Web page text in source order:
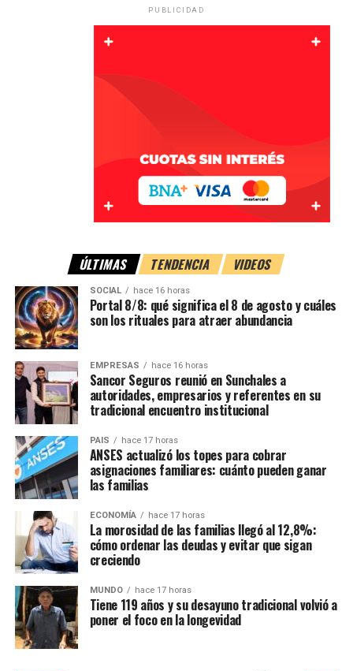
recomendado es comunicarse inmediatamente con el
Se debe solicitar el contacto con el área de fraudes y
pedir que se analice la posibilidad de
. También es
conveniente conservar el nombre del operador que
atendió el reclamo y el número de gestión o caso.
Guardar todas las pruebas
importanteconservar toda la evidencia relacionada
con la estafa.
Esto incluye:
Capturas de pantalla de conversaciones.
Números telefónicos desde los cuales se
realizaron llamadas.
Correos electrónicos recibidos.
Mensajes enviados por los presuntos estafadores.
Comprobantes de transferencias u operaciones.
Datos de las cuentas o billeteras involucradas.
Aunque pueda existir vergüenza o enojo después de haber
sido engañado, eliminar las conversaciones puede
significar perder información útil para una eventual
investigación.
Cambiar las contraseñas
PUBLICIDAD
ÚLTIMAS TENDENCIA VIDEOS
SOCIAL hace 16 horas
Portal 8/8: qué significa el 8 de agosto y cuáles
son los rituales para atraer abundancia
EMPRESAS hace 16 horas
Sancor Seguros reunió en Sunchales a
autoridades, empresarios y referentes en su
tradicional encuentro institucional
PAIS hace 17 horas
ANSES actualizó los topes para cobrar
asignaciones familiares: cuánto pueden ganar
las familias
ECONOMÍA hace 17 horas
La morosidad de las familias llegó al 12,8%:
cómo ordenar las deudas y evitar que sigan
creciendo
MUNDO hace 17 horas
Tiene 119 años y su desayuno tradicional volvió a
poner el foco en la longevidad